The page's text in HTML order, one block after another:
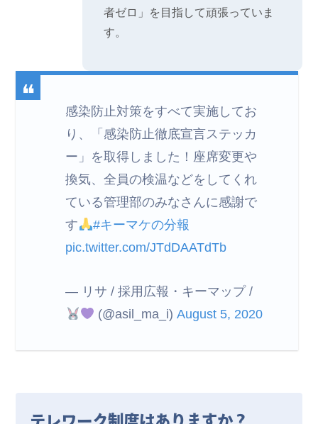
者ゼロ」を目指して頑張っていま
す。
感染防止対策をすべて実施してお
り、「感染防止徹底宣言ステッカ
ー」を取得しました！座席変更や
換気、全員の検温などをしてくれ
ている管理部のみなさんに感謝で
す
#キーマケの分報
pic.twitter.com/JTdDAATdTb
— リサ / 採用広報・キーマップ /
(@asil_ma_i)August 5, 2020